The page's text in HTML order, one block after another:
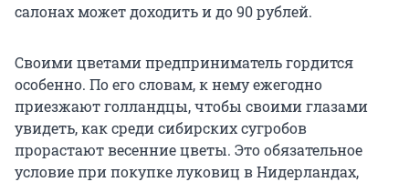
салонах может доходить и до 90 рублей.
Своими цветами предприниматель гордится
особенно. По его словам, к нему ежегодно
приезжают голландцы, чтобы своими глазами
увидеть, как среди сибирских сугробов
прорастают весенние цветы. Это обязательное
условие при покупке луковиц в Нидерландах,